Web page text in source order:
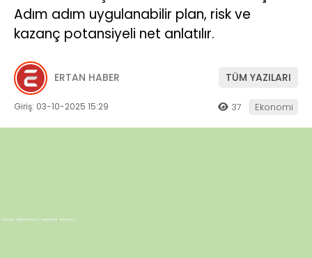
Adım adım uygulanabilir plan, risk ve
kazanç potansiyeli net anlatılır.
ERTAN HABER TÜM YAZILARI
Giriş: 03-10-2025 15:29 37 Ekonomi